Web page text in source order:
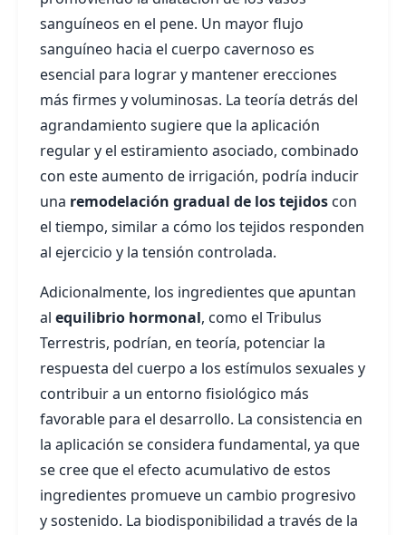
sanguíneos en el pene. Un mayor flujo
sanguíneo hacia el cuerpo cavernoso es
esencial para lograr y mantener erecciones
más firmes y voluminosas. La teoría detrás del
agrandamiento sugiere que la aplicación
regular y el estiramiento asociado, combinado
con este aumento de irrigación, podría inducir
una remodelación gradual de los tejidos con
el tiempo, similar a cómo los tejidos responden
al ejercicio y la tensión controlada.
Adicionalmente, los ingredientes que apuntan
al equilibrio hormonal, como el Tribulus
Terrestris, podrían, en teoría, potenciar la
respuesta del cuerpo a los estímulos sexuales y
contribuir a un entorno fisiológico más
favorable para el desarrollo. La consistencia en
la aplicación se considera fundamental, ya que
se cree que el efecto acumulativo de estos
ingredientes promueve un cambio progresivo
y sostenido. La biodisponibilidad a través de la